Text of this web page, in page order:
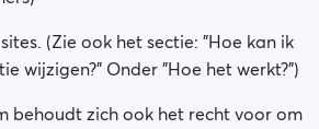
(Zie ook het sectie: "Hoe kan ik
wijzigen?" Onder "Hoe het werkt?")
behoudt zich ook het recht voor om